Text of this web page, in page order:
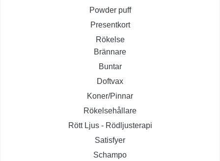
Powder puff
Presentkort
Rökelse
Brännare
Buntar
Doftvax
Koner/Pinnar
Rökelsehållare
Rött Ljus - Rödljusterapi
Satisfyer
Schampo